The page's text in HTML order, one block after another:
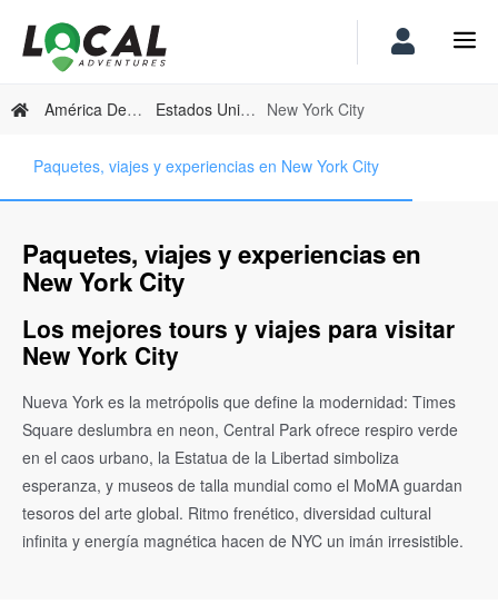
América Del Norte Estados Unidos New York City
Paquetes, viajes y experiencias en New York City
Paquetes, viajes y experiencias en
New York City
Los mejores tours y viajes para visitar
New York City
Nueva York es la metrópolis que define la modernidad: Times
Square deslumbra en neon, Central Park ofrece respiro verde
en el caos urbano, la Estatua de la Libertad simboliza
esperanza, y museos de talla mundial como el MoMA guardan
tesoros del arte global. Ritmo frenético, diversidad cultural
infinita y energía magnética hacen de NYC un imán irresistible.